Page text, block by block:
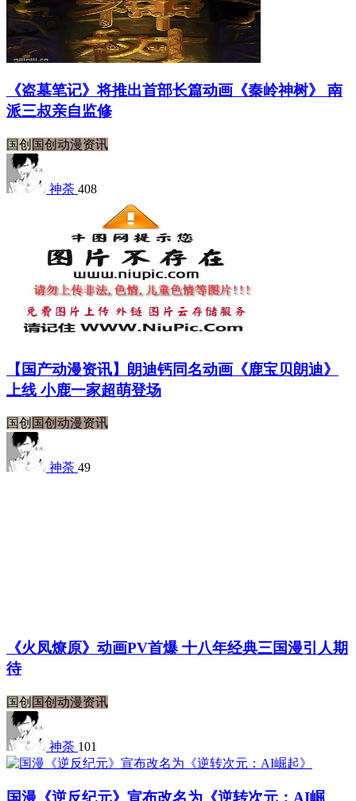
《盗墓笔记》将推出首部长篇动画《秦岭神树》 南
派三叔亲自监修
国创 国创动漫资讯
神荼 408
【国产动漫资讯】朗迪钙同名动画《鹿宝贝朗迪》
上线 小鹿一家超萌登场
国创 国创动漫资讯
神荼 49
《火凤燎原》动画PV首爆 十八年经典三国漫引人期
待
国创 国创动漫资讯
神荼 101
国漫《逆反纪元》宣布改名为《逆转次元：AI崛